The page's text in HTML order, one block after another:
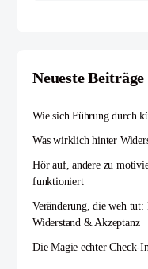
Neueste Beiträge
Wie sich Führung durch
Was wirklich hinter
Hör auf, andere zu
funktioniert
Veränderung, die weh
Widerstand & Akzeptanz
Die Magie echter Check-